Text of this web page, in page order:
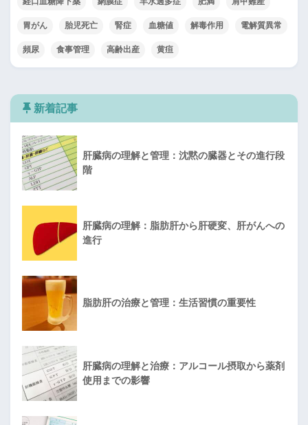
胃がん 胎児死亡 腎症 血糖値 解毒作用 電解質異常
頻尿 食事管理 高齢出産 黄疸
新着記事
肝臓病の理解と管理：沈黙の臓器とその進行段
階
肝臓病の理解：脂肪肝から肝硬変、肝がんへの
進行
脂肪肝の治療と管理：生活習慣の重要性
肝臓病の理解と治療：アルコール摂取から薬剤
使用までの影響